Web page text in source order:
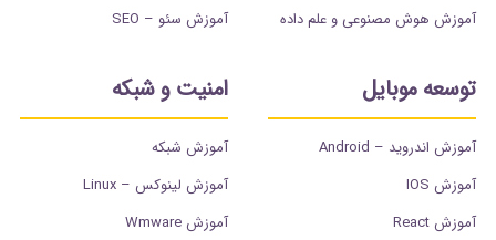
آموزش هوش مصنوعی و علم داده
آموزش سئو – SEO
توسعه موبایل
آموزش اندروید – Android
آموزش IOS
آموزش React
امنیت و شبکه
آموزش شبکه
آموزش لینوکس – Linux
آموزش Wmware